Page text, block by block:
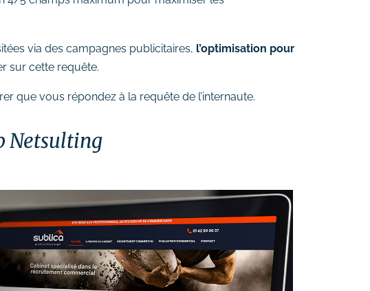
via des campagnes publicitaires, l’optimisation pour
sur cette requête.
que vous répondez à la requête de l’internaute.
Netsulting